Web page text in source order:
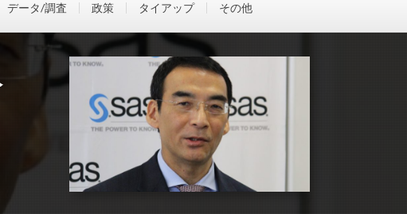
データ/調査 政策 タイアップ その他